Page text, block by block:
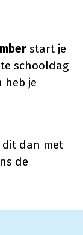
start je
schooldag
heb je
dit dan met
de